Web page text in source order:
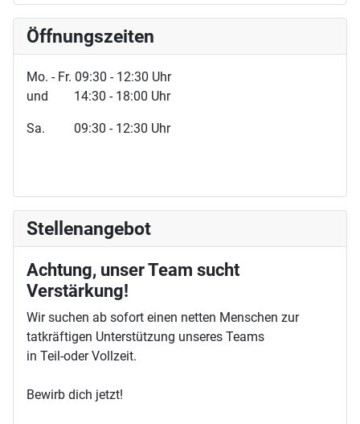
Öffnungszeiten
Mo. - Fr. 09:30 - 12:30 Uhr
und 14:30 - 18:00 Uhr
Sa. 09:30 - 12:30 Uhr
Stellenangebot
Achtung, unser Team sucht
Verstärkung!
Wir suchen ab sofort einen netten Menschen zur
tatkräftigen Unterstützung unseres Teams
in Teil-oder Vollzeit.
Bewirb dich jetzt!